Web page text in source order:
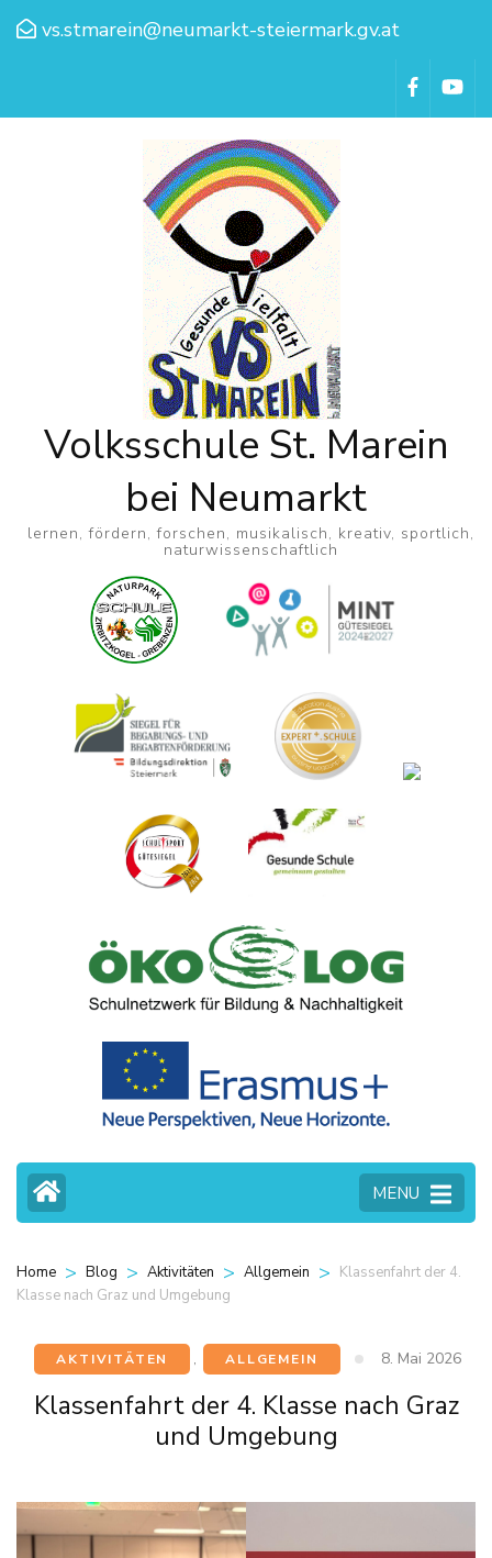
vs.stmarein@neumarkt-steiermark.gv.at
Volksschule St. Marein
bei Neumarkt
lernen, fördern, forschen, musikalisch, kreativ, sportlich,
naturwissenschaftlich
MENU
Home > Blog > Aktivitäten > Allgemein > Klassenfahrt der 4.
Klasse nach Graz und Umgebung
AKTIVITÄTEN , ALLGEMEIN 8. Mai 2026
Klassenfahrt der 4. Klasse nach Graz
und Umgebung